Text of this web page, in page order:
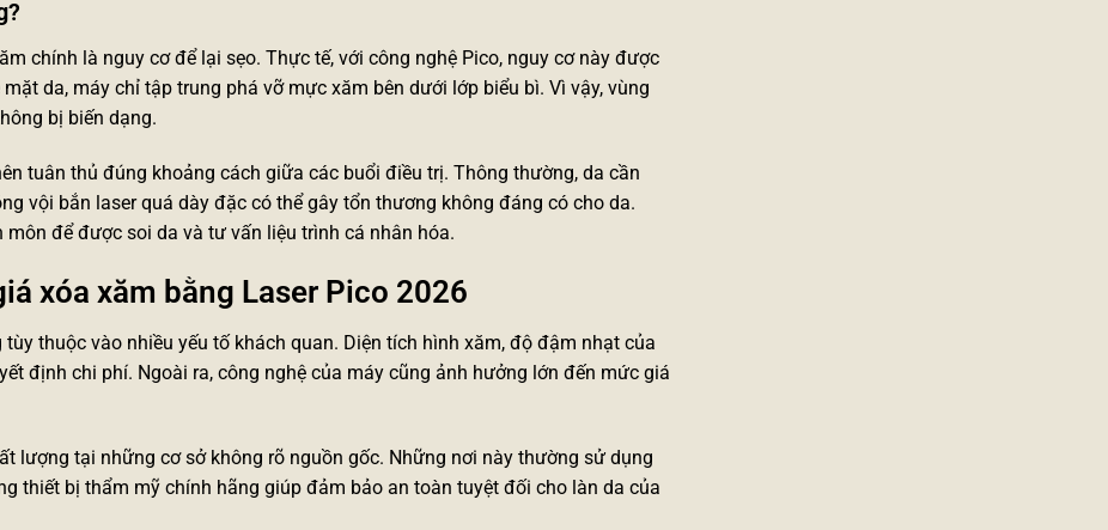
chính là nguy cơ để lại sẹo. Thực tế, với công nghệ Pico, nguy cơ này được
da, máy chỉ tập trung phá vỡ mực xăm bên dưới lớp biểu bì. Vì vậy, vùng
bị biến dạng.
tuân thủ đúng khoảng cách giữa các buổi điều trị. Thông thường, da cần
vội bắn laser quá dày đặc có thể gây tổn thương không đáng có cho da.
để được soi da và tư vấn liệu trình cá nhân hóa.
xóa xăm bằng Laser Pico 2026
thuộc vào nhiều yếu tố khách quan. Diện tích hình xăm, độ đậm nhạt của
định chi phí. Ngoài ra, công nghệ của máy cũng ảnh hưởng lớn đến mức giá
lượng tại những cơ sở không rõ nguồn gốc. Những nơi này thường sử dụng
thiết bị thẩm mỹ chính hãng giúp đảm bảo an toàn tuyệt đối cho làn da của